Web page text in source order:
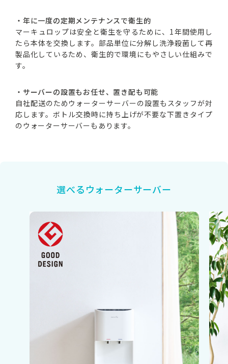
・年に一度の定期メンテナンスで衛生的
マーキュロップは安全と衛生を守るために、1年間使用し
たら本体を交換します。部品単位に分解し洗浄殺菌して再
製品化しているため、衛生的で環境にもやさしい仕組みで
す。
・サーバーの設置もお任せ、置き配も可能
自社配送のためウォーターサーバーの設置もスタッフが対
応します。ボトル交換時に持ち上げが不要な下置きタイプ
のウォーターサーバーもあります。
選べるウォーターサーバー